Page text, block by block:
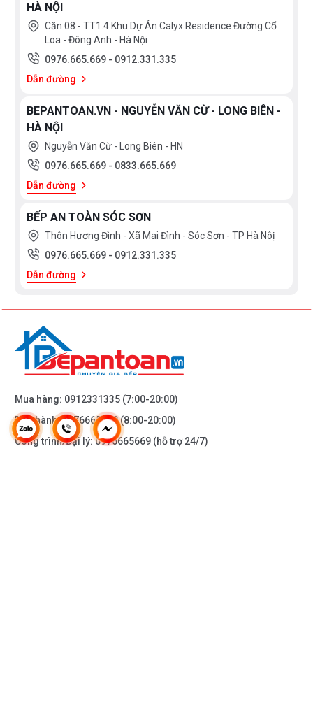
HÀ NỘI
Căn 08 - TT1.4 Khu Dự Án Calyx Residence Đường Cổ
Loa - Đông Anh - Hà Nội
0976.665.669 - 0912.331.335
Dẫn đường
BEPANTOAN.VN - NGUYỄN VĂN CỪ - LONG BIÊN -
HÀ NỘI
Nguyễn Văn Cừ - Long Biên - HN
0976.665.669 - 0833.665.669
Dẫn đường
BẾP AN TOÀN SÓC SƠN
Thôn Hương Đình - Xã Mai Đình - Sóc Sơn - TP Hà Nôị
0976.665.669 - 0912.331.335
Dẫn đường
Mua hàng: 0912331335 (7:00-20:00)
Bảo hành:0976665669(8:00-20:00)
Công trình/Đại lý:0976665669 (hỗ trợ 24/7)